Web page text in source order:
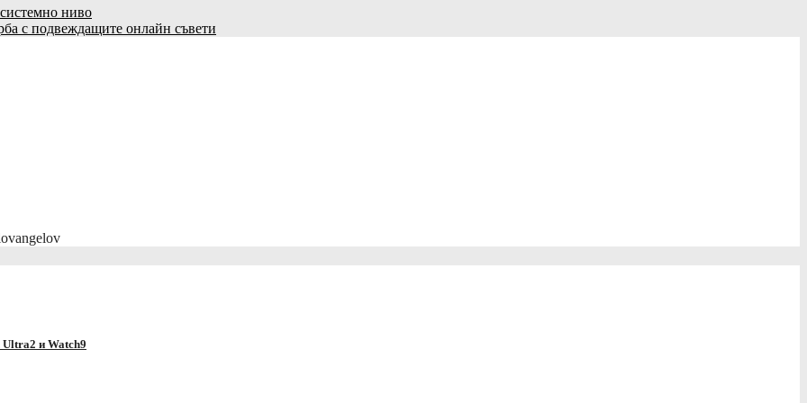
ниво
с подвеждащите онлайн съвети
и Watch9